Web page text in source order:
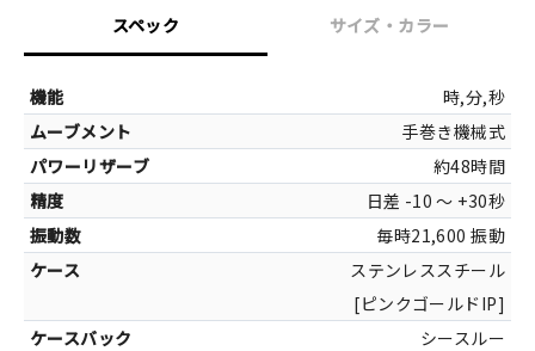
スペック
時,分,秒
手巻き機械式
約48時間
日差 -10 ～ +30秒
毎時21,600 振動
ステンレススチール
[ピンクゴールドIP]
シースルー
サイズ・カラー
約
カラー
ピンクゴールド[ステ
ス